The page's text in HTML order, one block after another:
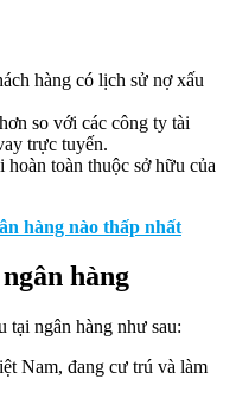
hàng có lịch sử nợ xấu
so với các công ty tài
trực tuyến.
hoàn toàn thuộc sở hữu của
hàng nào thấp nhất
hàng
ngân hàng như sau:
Nam, đang cư trú và làm